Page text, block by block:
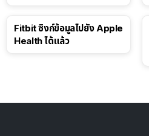
Fitbit ซิงก์ข้อมูลไปยัง Apple
Health ได้แล้ว